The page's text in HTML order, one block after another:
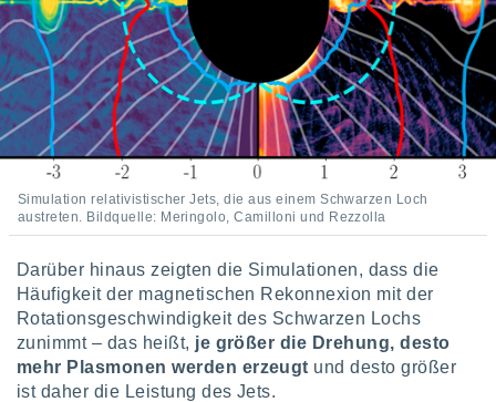
Simulation relativistischer Jets, die aus einem Schwarzen Loch
austreten. Bildquelle: Meringolo, Camilloni und Rezzolla
Darüber hinaus zeigten die Simulationen, dass die
Häufigkeit der magnetischen Rekonnexion mit der
Rotationsgeschwindigkeit des Schwarzen Lochs
zunimmt – das heißt, je größer die Drehung, desto
mehr Plasmonen werden erzeugt und desto größer
ist daher die Leistung des Jets.